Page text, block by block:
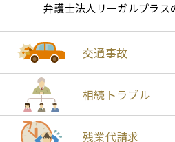
弁護士法人リーガルプラス
交通事故
相続トラブル
残業代請求